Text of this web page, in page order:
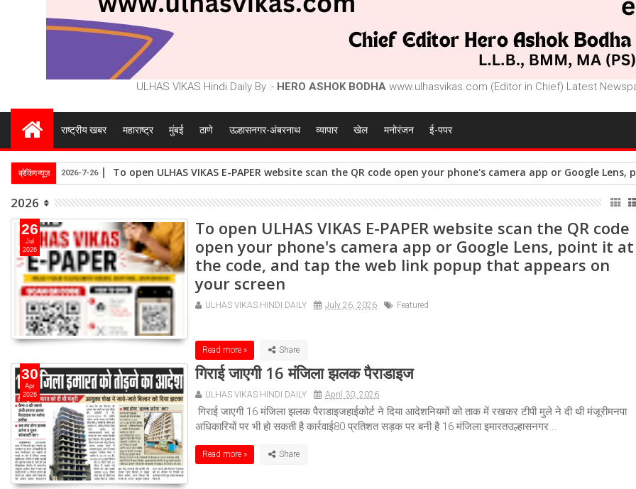
ULHAS VIKAS Hindi Daily By :- HERO ASHOK BODHA www.ulhasvikas.com (Editor in Chief) Latest
राष्ट्रीय खबर महाराष्ट्र मुंबई ठाणे उल्हासनगर-अंबरनाथ व्यापार खेल मनोरंजन ई-पपर
ब्रेकिंग न्यूज़ To open ULHAS VIKAS E-PAPER website scan the QR code open your phone's camera app or Google
2026-7-26
2026
To open ULHAS VIKAS E-PAPER website scan the QR code
open your phone's camera app or Google Lens, point it at
the code, and tap the web link popup that appears on
your screen
ULHAS VIKAS HINDI DAILY July 26, 2026 Featured
Read more »
26
Jul
2026
गिराई जाएगी 16 मंजिला झलक पैराडाइज
ULHAS VIKAS HINDI DAILY April 30, 2026
गिराई जाएगी 16 मंजिला झलक पैराडाइजहाईकोर्ट ने दिया आदेशनियमों को ताक में रखकर टीपी मुले ने दी थी मंजूरीमनपा
अधिकारियों पर भी हो सकती है कार्रवाई80 प्रतिशत सड़क पर बनी है 16 मंजिला इमारतउल्हासनगर...
Read more »
30
Apr
2026